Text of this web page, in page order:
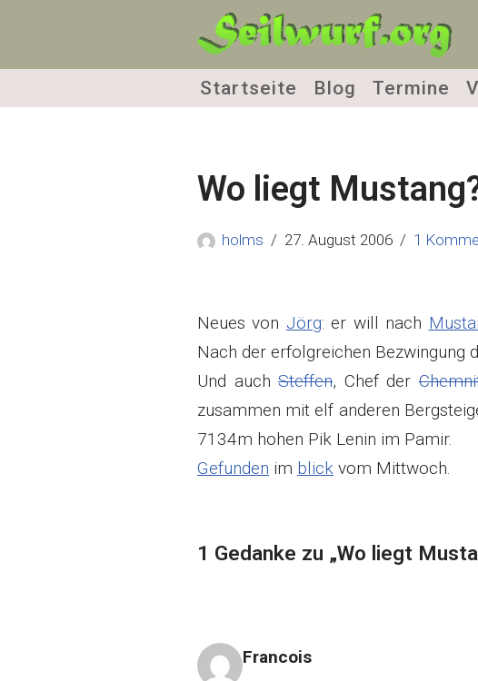
springen
Startseite Blog Termine
Wo liegt
holms 27. August 2006 1
Neues von Jörg: er will nach
Nach der erfolgreichen Bezwingung
Und auchSteffen, Chef der
zusammen mit elf anderen
7134m hohen Pik Lenin im Pamir.
Gefunden im blick vom Mittwoch.
1 Gedanke zu „Wo liegt
Francois